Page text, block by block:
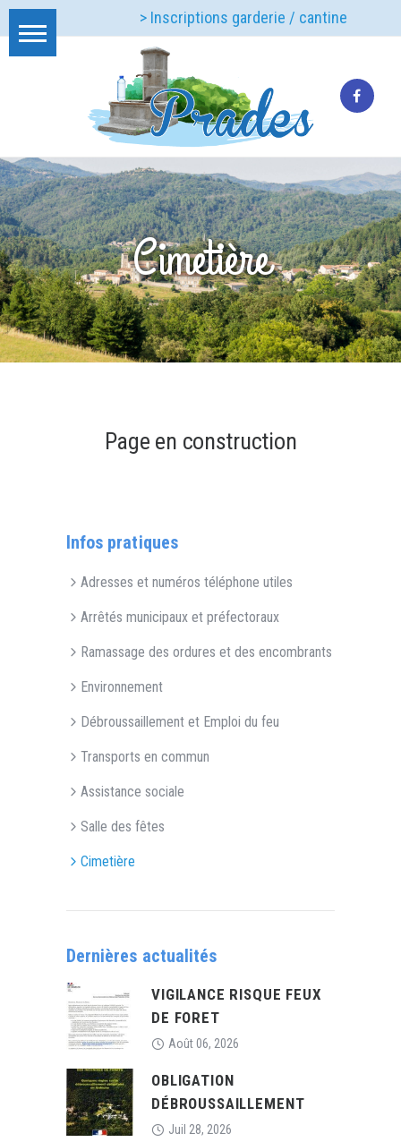
> Inscriptions garderie / cantine
Cimetière
Page en construction
Infos pratiques
Adresses et numéros téléphone utiles
Arrêtés municipaux et préfectoraux
Ramassage des ordures et des encombrants
Environnement
Débroussaillement et Emploi du feu
Transports en commun
Assistance sociale
Salle des fêtes
Cimetière
Dernières actualités
VIGILANCE RISQUE FEUX
DE FORET
Août 06, 2026
OBLIGATION
DÉBROUSSAILLEMENT
Juil 28, 2026